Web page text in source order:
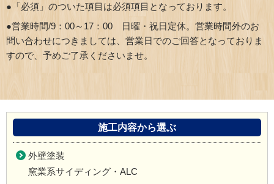
●「必須」のついた項目は必須項目となっております。
●営業時間/9：00～17：00 日曜・祝日定休。営業時間外のお
問い合わせにつきましては、営業日でのご回答となっておりま
すので、予めご了承くださいませ。
施工内容から選ぶ
外壁塗装
窯業系サイディング・ALC